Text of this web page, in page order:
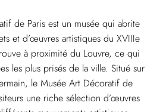
de Paris est un musée qui abrite
et d’œuvres artistiques du XVIIIe
à proximité du Louvre, ce qui
les plus prisés de la ville. Situé sur
le Musée Art Décoratif de
une riche sélection d’œuvres